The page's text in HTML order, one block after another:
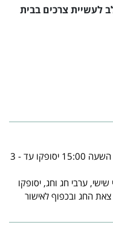
לעשיית צרכים בבית
הזמנות שיתקבלו דרך האתר בימים א-ה עד השעה 15:00 יסופקו עד - 3
בימי ה אחרי 15:00, ובימי שישי, ערבי חג וחג, יסופקו
צאת החג ובכפוף לאישור